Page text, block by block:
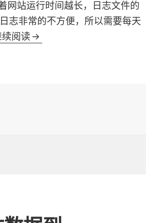
网站运行时间越长，日志文件的
志非常的不方便，所以需要每天
阅读每天自动分割Nginx日志文件